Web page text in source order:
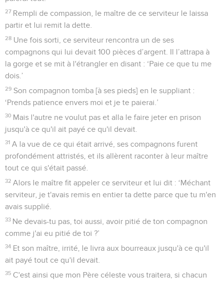
27 Rempli de compassion, le maître de ce serviteur le laissa
partir et lui remit la dette.
28 Une fois sorti, ce serviteur rencontra un de ses
compagnons qui lui devait 100 pièces d’argent. Il l’attrapa à
la gorge et se mit à l'étrangler en disant : ‘Paie ce que tu me
dois.’
29 Son compagnon tomba [à ses pieds] en le suppliant :
‘Prends patience envers moi et je te paierai.’
30 Mais l'autre ne voulut pas et alla le faire jeter en prison
jusqu'à ce qu'il ait payé ce qu'il devait.
31 A la vue de ce qui était arrivé, ses compagnons furent
profondément attristés, et ils allèrent raconter à leur maître
tout ce qui s'était passé.
32 Alors le maître fit appeler ce serviteur et lui dit : ‘Méchant
serviteur, je t'avais remis en entier ta dette parce que tu m'en
avais supplié.
33 Ne devais-tu pas, toi aussi, avoir pitié de ton compagnon
comme j'ai eu pitié de toi ?’
34 Et son maître, irrité, le livra aux bourreaux jusqu'à ce qu'il
ait payé tout ce qu'il devait.
35 C'est ainsi que mon Père céleste vous traitera, si chacun